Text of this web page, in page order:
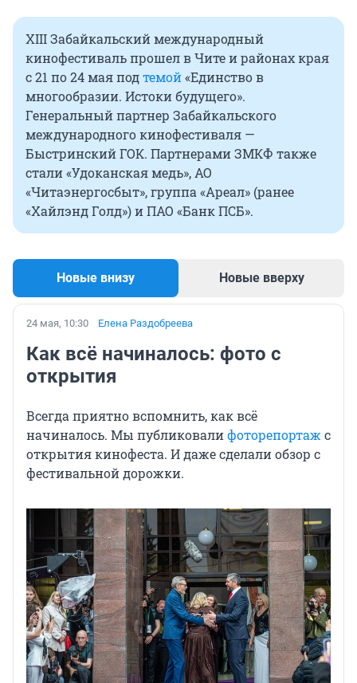
XIII Забайкальский международный
кинофестиваль прошел в Чите и районах края
с 21 по 24 мая подтемой«Единство в
многообразии. Истоки будущего».
Генеральный партнер Забайкальского
международного кинофестиваля —
Быстринский ГОК. Партнерами ЗМКФ также
стали «Удоканская медь», АО
«Читаэнергосбыт», группа «Ареал» (ранее
«Хайлэнд Голд») и ПАО «Банк ПСБ».
Новые внизу Новые вверху
24 мая, 10:30 Елена Раздобреева
Как всё начиналось: фото с
открытия
Всегда приятно вспомнить, как всё
начиналось. Мы публиковалифоторепортаж с
открытия кинофеста. И даже сделали обзор с
фестивальной дорожки.